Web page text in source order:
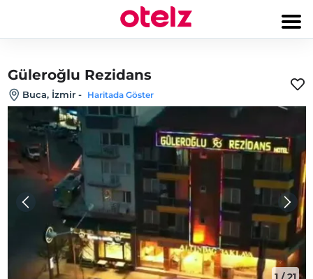
Güleroğlu Rezidans
Buca, İzmir - Haritada Göster